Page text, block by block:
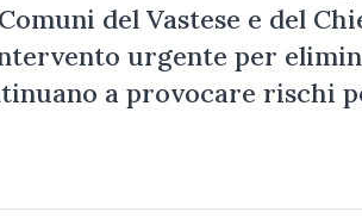
del Vastese e del
urgente per
a provocare rischi